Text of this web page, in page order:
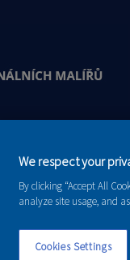
NOVINKY
We respect your
By clicking “Accept All
analyze site usage, and
Cookies Settings